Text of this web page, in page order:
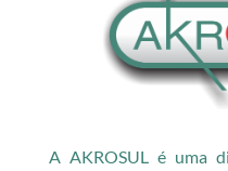
A AKROSUL é uma